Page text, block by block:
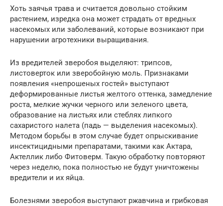
Хоть заячья трава и считается довольно стойким
растением, изредка она может страдать от вредных
насекомых или заболеваний, которые возникают при
нарушении агротехники выращивания.
Из вредителей зверобоя выделяют: трипсов,
листоверток или зверобойную моль. Признаками
появления «непрошеных гостей» выступают
деформированные листья желтого оттенка, замедление
роста, мелкие жучки черного или зеленого цвета,
образование на листьях или стеблях липкого
сахаристого налета (падь — выделения насекомых).
Методом борьбы в этом случае будет опрыскивание
инсектицидными препаратами, такими как Актара,
Актеллик либо Фитоверм. Такую обработку повторяют
через неделю, пока полностью не будут уничтожены
вредители и их яйца.
Болезнями зверобоя выступают ржавчина и грибковая